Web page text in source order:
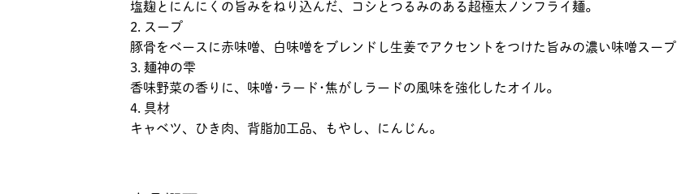
塩麹とにんにくの旨みをねり込んだ、コシとつるみのある超極太ノンフライ麺。
2. スープ
豚骨をベースに赤味噌、白味噌をブレンドし生姜でアクセントをつけた旨みの濃い味噌スープ
3. 麺神の雫
香味野菜の香りに、味噌･ラード･焦がしラードの風味を強化したオイル。
4. 具材
キャベツ、ひき肉、背脂加工品、もやし、にんじん。